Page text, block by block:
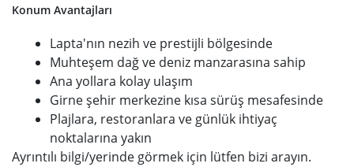
Konum Avantajları
Lapta'nın nezih ve prestijli bölgesinde
Muhteşem dağ ve deniz manzarasına sahip
Ana yollara kolay ulaşım
Girne şehir merkezine kısa sürüş mesafesinde
Plajlara, restoranlara ve günlük ihtiyaç
noktalarına yakın
Ayrıntılı bilgi/yerinde görmek için lütfen bizi arayın.